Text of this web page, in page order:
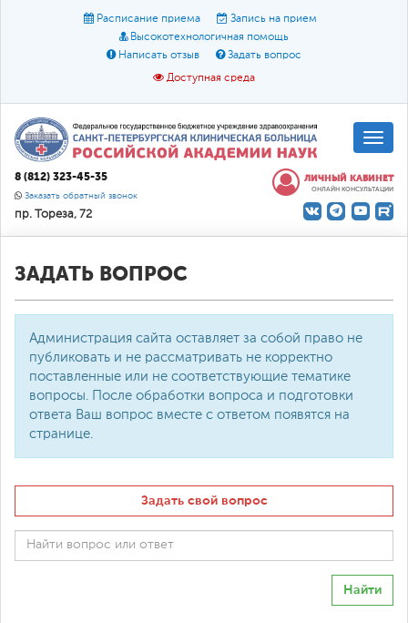
Расписание приема
Запись на прием
Высокотехнологичная помощь
Написать отзыв
Задать вопрос
Доступная среда
Размер шрифта: A A A
Цвет:
О доступной среде
8 (812) 323-45-35
Заказать обратный звонок
пр. Тореза, 72
ЛИЧНЫЙ КАБИНЕТ
ОНЛАЙН КОНСУЛЬТАЦИИ
ЗАДАТЬ ВОПРОС
Администрация сайта оставляет за собой право не
публиковать и не рассматривать не корректно
поставленные или не соответствующие тематике
вопросы. После обработки вопроса и подготовки
ответа Ваш вопрос вместе с ответом появятся на
странице.
Задать свой вопрос
Найти